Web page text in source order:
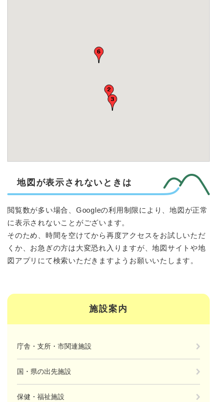
地図が表示されないときは
閲覧数が多い場合、Googleの利用制限により、地図が正常
に表示されないことがございます。
そのため、時間を空けてから再度アクセスをお試しいただ
くか、お急ぎの方は大変恐れ入りますが、地図サイトや地
図アプリにて検索いただきますようお願いいたします。
施設案内
庁舎・支所・市関連施設
国・県の出先施設
保健・福祉施設